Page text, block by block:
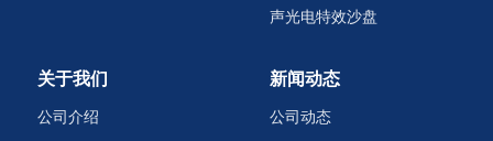
声光电特效沙盘‌
关于我们
公司介绍
新闻动态
公司动态